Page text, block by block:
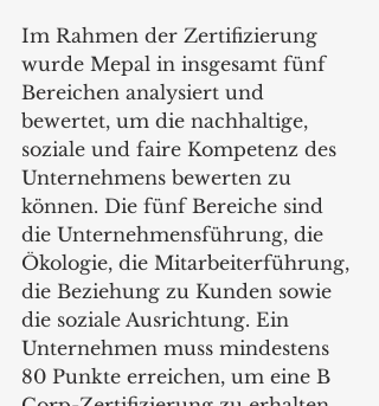
Im Rahmen der Zertifizierung
wurde Mepal in insgesamt fünf
Bereichen analysiert und
bewertet, um die nachhaltige,
soziale und faire Kompetenz des
Unternehmens bewerten zu
können. Die fünf Bereiche sind
die Unternehmensführung, die
Ökologie, die Mitarbeiterführung,
die Beziehung zu Kunden sowie
die soziale Ausrichtung. Ein
Unternehmen muss mindestens
80 Punkte erreichen, um eine B